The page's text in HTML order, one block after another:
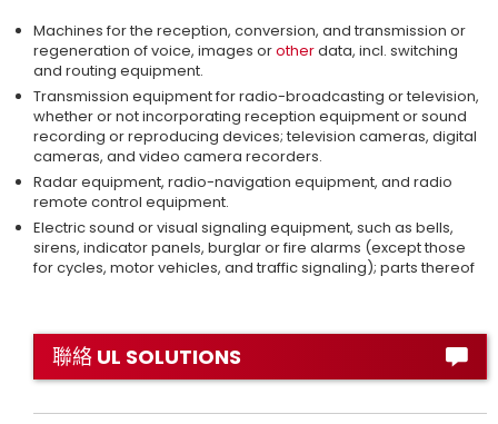
Machines for the reception, conversion, and transmission or
regeneration of voice, images orotherdata, incl. switching
and routing equipment.
Transmission equipment for radio-broadcasting or television,
whether or not incorporating reception equipment or sound
recording or reproducing devices; television cameras, digital
cameras, and video camera recorders.
Radar equipment, radio-navigation equipment, and radio
remote control equipment.
Electric sound or visual signaling equipment, such as bells,
sirens, indicator panels, burglar or fire alarms (except those
for cycles, motor vehicles, and traffic signaling); parts thereof
聯絡 UL SOLUTIONS